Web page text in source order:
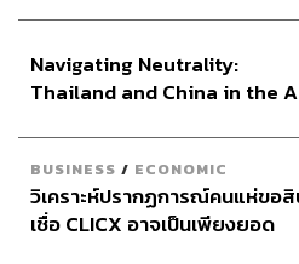
Navigating Neutrality:
Thailand and China in the
BUSINESS / ECONOMIC
วิเคราะห์ปรากฏการณ์คนแห่ขอ
เชื่อ CLICX อาจเป็นเพียงยอด